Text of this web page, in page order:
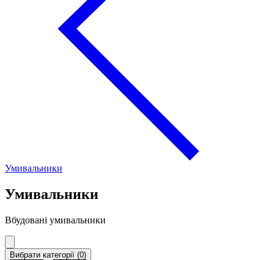
Умивальники
Умивальники
Вбудовані умивальники
Вибрати категорії (0)